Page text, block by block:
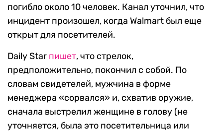
погибло около 10 человек. Канал уточнил, что
инцидент произошел, когда Walmart был еще
открыт для посетителей.
Daily Star пишет, что стрелок,
предположительно, покончил с собой. По
словам свидетелей, мужчина в форме
менеджера «сорвался» и, схватив оружие,
сначала выстрелил женщине в голову (не
уточняется, была это посетительница или